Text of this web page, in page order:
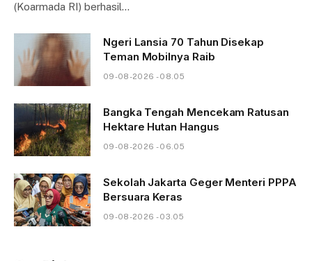
(Koarmada RI) berhasil…
Ngeri Lansia 70 Tahun Disekap
Teman Mobilnya Raib
09-08-2026 - 08.05
Bangka Tengah Mencekam Ratusan
Hektare Hutan Hangus
09-08-2026 - 06.05
Sekolah Jakarta Geger Menteri PPPA
Bersuara Keras
09-08-2026 - 03.05